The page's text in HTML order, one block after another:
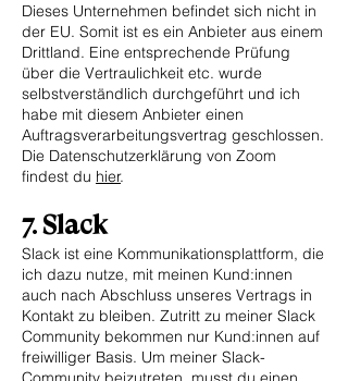
Dieses Unternehmen befindet sich nicht in
der EU. Somit ist es ein Anbieter aus einem
Drittland. Eine entsprechende Prüfung
über die Vertraulichkeit etc. wurde
selbstverständlich durchgeführt und ich
habe mit diesem Anbieter einen
Auftragsverarbeitungsvertrag geschlossen.
Die Datenschutzerklärung von Zoom
findest du hier.
7. Slack
Slack ist eine Kommunikationsplattform, die
ich dazu nutze, mit meinen Kund:innen
auch nach Abschluss unseres Vertrags in
Kontakt zu bleiben. Zutritt zu meiner Slack
Community bekommen nur Kund:innen auf
freiwilliger Basis. Um meiner Slack-